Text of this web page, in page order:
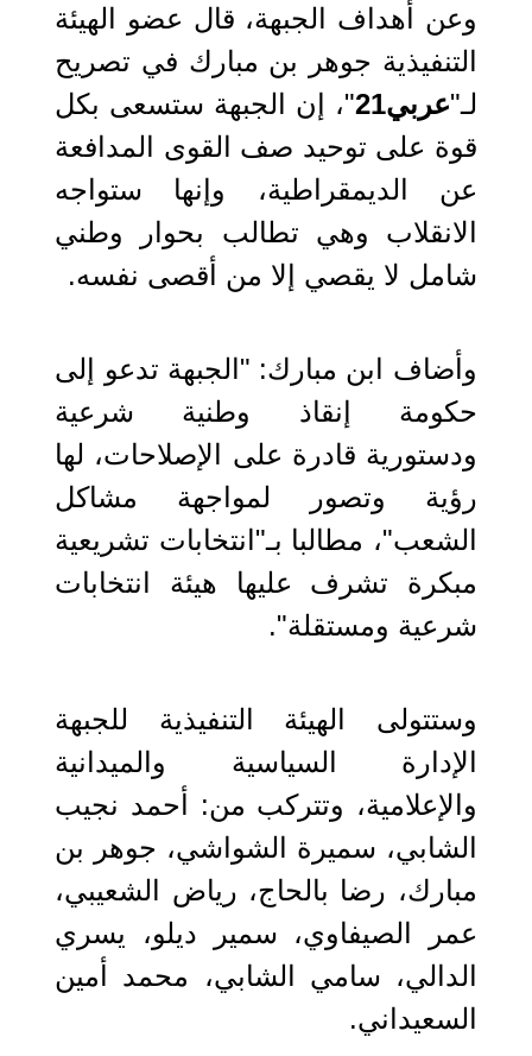
وعن أهداف الجبهة، قال عضو الهيئة
التنفيذية جوهر بن مبارك في تصريح
لـ"عربي21
"، إن الجبهة ستسعى بكل
قوة على توحيد صف القوى المدافعة
عن الديمقراطية، وإنها ستواجه
الانقلاب وهي تطالب بحوار وطني
شامل لا يقصي إلا من أقصى نفسه.
وأضاف ابن مبارك: "الجبهة تدعو إلى
حكومة إنقاذ وطنية شرعية
ودستورية قادرة على الإصلاحات، لها
رؤية وتصور لمواجهة مشاكل
الشعب"، مطالبا بـ"انتخابات تشريعية
مبكرة تشرف عليها هيئة انتخابات
شرعية ومستقلة".
وستتولى الهيئة التنفيذية للجبهة
الإدارة السياسية والميدانية
والإعلامية، وتتركب من: أحمد نجيب
الشابي، سميرة الشواشي، جوهر بن
مبارك، رضا بالحاج، رياض الشعيبي،
عمر الصيفاوي، سمير ديلو، يسري
الدالي، سامي الشابي، محمد أمين
السعيداني.